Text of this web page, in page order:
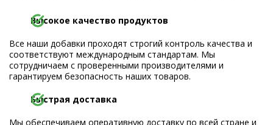
Высокое качество продуктов
Все наши добавки проходят строгий контроль качества и
соответствуют международным стандартам. Мы
сотрудничаем с проверенными производителями и
гарантируем безопасность наших товаров.
Быстрая доставка
Мы обеспечиваем оперативную доставку по всей стране и